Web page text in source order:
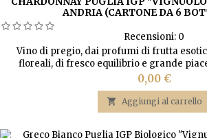
ANDRIA (CARTONE DA 6
Recensioni: 0
Vino di pregio, dai profumi di frutta
floreali, di fresco equilibrio e grande
accompagna con antipasti di pesce,
bianche.
Prezzo
0,00 €
 Aggiungi al carrello